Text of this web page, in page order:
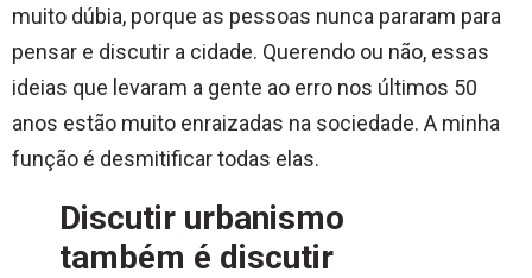
muito dúbia, porque as pessoas nunca pararam para
pensar e discutir a cidade. Querendo ou não, essas
ideias que levaram a gente ao erro nos últimos 50
anos estão muito enraizadas na sociedade. A minha
função é desmitificar todas elas.
Discutir urbanismo
também é discutir